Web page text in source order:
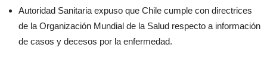
Autoridad Sanitaria expuso que Chile cumple con directrices
de la Organización Mundial de la Salud respecto a información
de casos y decesos por la enfermedad.